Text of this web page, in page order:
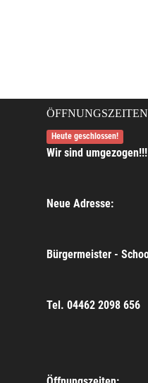
ÖFFNUNGSZEITEN
Heute geschlossen!
Wir sind umgezogen!!!
Neue Adresse:
Bürgermeister -
Tel. 04462 2098 656